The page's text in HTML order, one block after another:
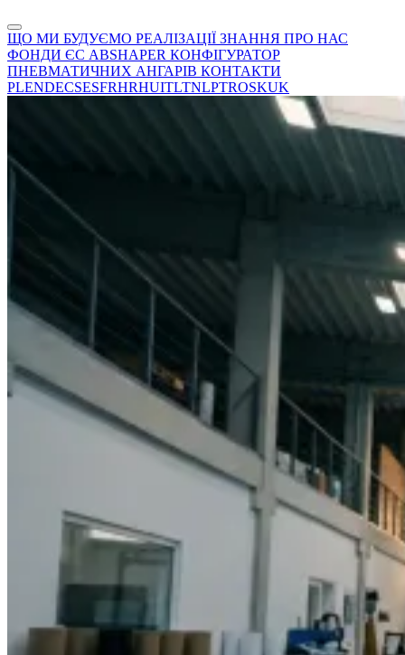
ЩО МИ БУДУЄМО РЕАЛІЗАЦІЇ ЗНАННЯ ПРО НАС
ФОНДИ ЄС ABSHAPER КОНФІГУРАТОР
ПНЕВМАТИЧНИХ АНГАРІВ КОНТАКТИ
PLENDECSESFRHRHUITLTNLPTROSKUK